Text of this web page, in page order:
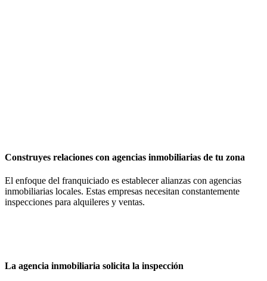
Construyes relaciones con agencias inmobiliarias de tu zona
El enfoque del franquiciado es establecer alianzas con agencias
inmobiliarias locales. Estas empresas necesitan constantemente
inspecciones para alquileres y ventas.
La agencia inmobiliaria solicita la inspección